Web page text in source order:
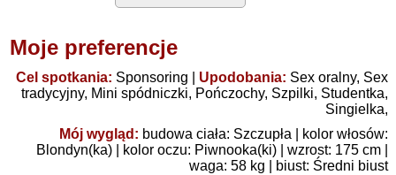
Moje preferencje
Cel spotkania: Sponsoring Upodobania: Sex oralny, Sex
tradycyjny, Mini spódniczki, Pończochy, Szpilki, Studentka,
Singielka,
Mój wygląd: budowa ciała: Szczupła | kolor włosów:
Blondyn(ka) | kolor oczu: Piwnooka(ki) | wzrost: 175 cm |
waga: 58 kg | biust: Średni biust